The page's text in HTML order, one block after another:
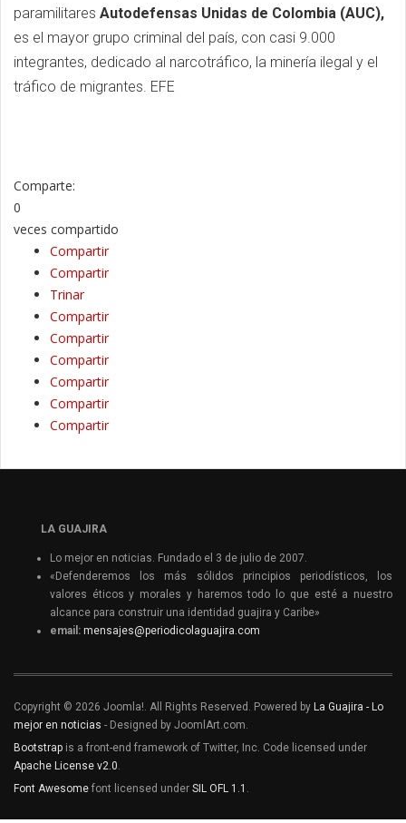
paramilitares Autodefensas Unidas de Colombia (AUC),
es el mayor grupo criminal del país, con casi 9.000
integrantes, dedicado al narcotráfico, la minería ilegal y el
tráfico de migrantes. EFE
Comparte:
0
veces compartido
Compartir
Compartir
Trinar
Compartir
Compartir
Compartir
Compartir
Compartir
Compartir
LA GUAJIRA
Lo mejor en noticias. Fundado el 3 de julio de 2007.
«Defenderemos los más sólidos principios periodísticos, los
valores éticos y morales y haremos todo lo que esté a nuestro
alcance para construir una identidad guajira y Caribe»
email: mensajes@periodicolaguajira.com
Copyright © 2026 Joomla!. All Rights Reserved. Powered by La Guajira - Lo
mejor en noticias - Designed by JoomlArt.com.
Bootstrap is a front-end framework of Twitter, Inc. Code licensed under
Apache License v2.0
Font Awesome font licensed under SIL OFL 1.1